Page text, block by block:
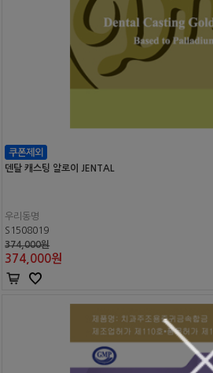
덴탈 캐스팅 알로이 JENTAL
우리동명
S1508019
374,000원
374,000원